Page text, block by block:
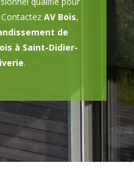
ContactezAV Bois,
de
à Saint-Didier-
.